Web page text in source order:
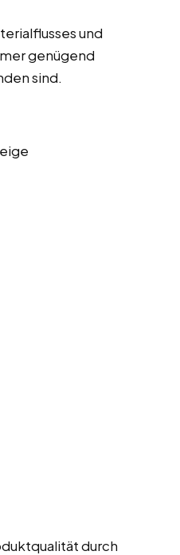
und
genügend
sind.
durch